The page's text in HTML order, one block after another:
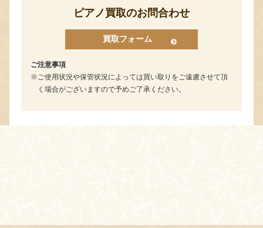
ピアノ買取のお問合わせ
買取フォーム
ご注意事項
ご使用状況や保管状況によっては買い取りをご遠慮させて頂
く場合がございますので予めご了承ください。